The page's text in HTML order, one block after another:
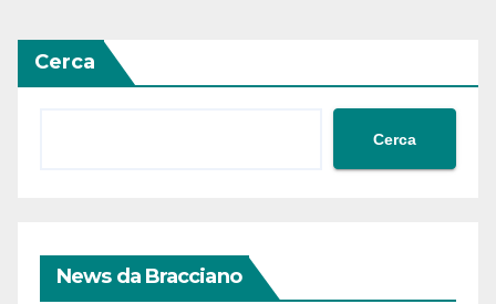
Cerca
Cerca
News da Bracciano